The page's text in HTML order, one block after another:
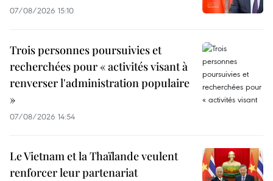
07/08/2026 15:10
Trois personnes poursuivies et
recherchées pour « activités visant à
renverser l'administration populaire
»
07/08/2026 14:54
Le Vietnam et la Thaïlande veulent
renforcer leur partenariat